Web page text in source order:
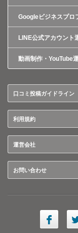
Googleビジネスプロ
LINE公式アカウント
動画制作・YouTube
口コミ投稿ガイドライン
利用規約
運営会社
お問い合わせ